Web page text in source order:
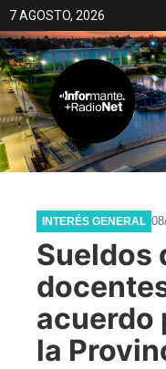
7 AGOSTO, 2026
INTERÉS GENERAL
Sueldos
acuerdo
la